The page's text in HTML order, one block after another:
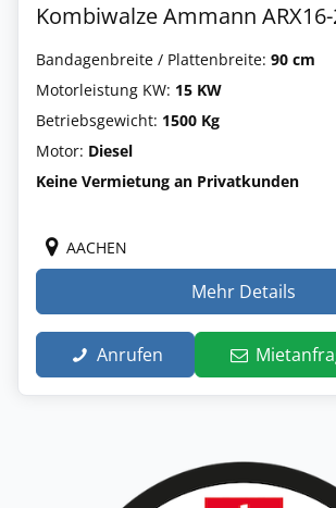
Kombiwalze Ammann
Bandagenbreite / Plattenbreite: 90 cm
Motorleistung KW: 15 KW
Betriebsgewicht: 1500 Kg
Motor: Diesel
Keine Vermietung an Privatkunden
AACHEN
Mehr Details
Anrufen